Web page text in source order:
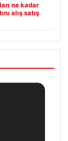
ne kadar
alış satış